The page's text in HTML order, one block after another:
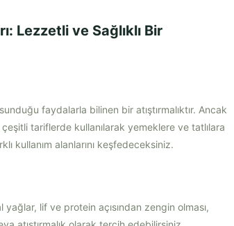
Lezzetli ve Sağlıklı Bir
faydalarla bilinen bir atıştırmalıktır. Ancak
çeşitli tariflerde kullanılarak yemeklere ve tatlılara
kullanım alanlarını keşfedeceksiniz.
yağlar, lif ve protein açısından zengin olması,